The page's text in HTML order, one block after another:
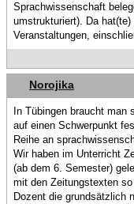
Sprachwissenschaft
umstrukturiert). Da
Veranstaltungen,
Norojika
In Tübingen braucht
auf einen Schwerpunkt
Reihe an
Wir haben im Unterricht
(ab dem 6. Semester)
mit den Zeitungstexten
Dozent die grundsätzlich